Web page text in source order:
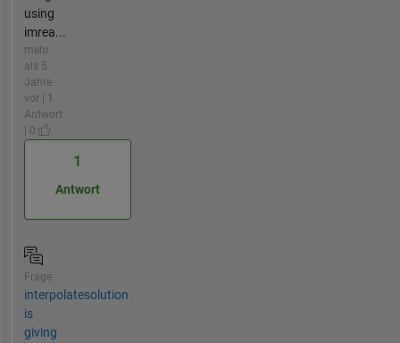
using
imrea...
mehr
als 5
Jahre
vor | 1
Antwort
| 0
1
Antwort
Frage
interpolatesolution
is
giving